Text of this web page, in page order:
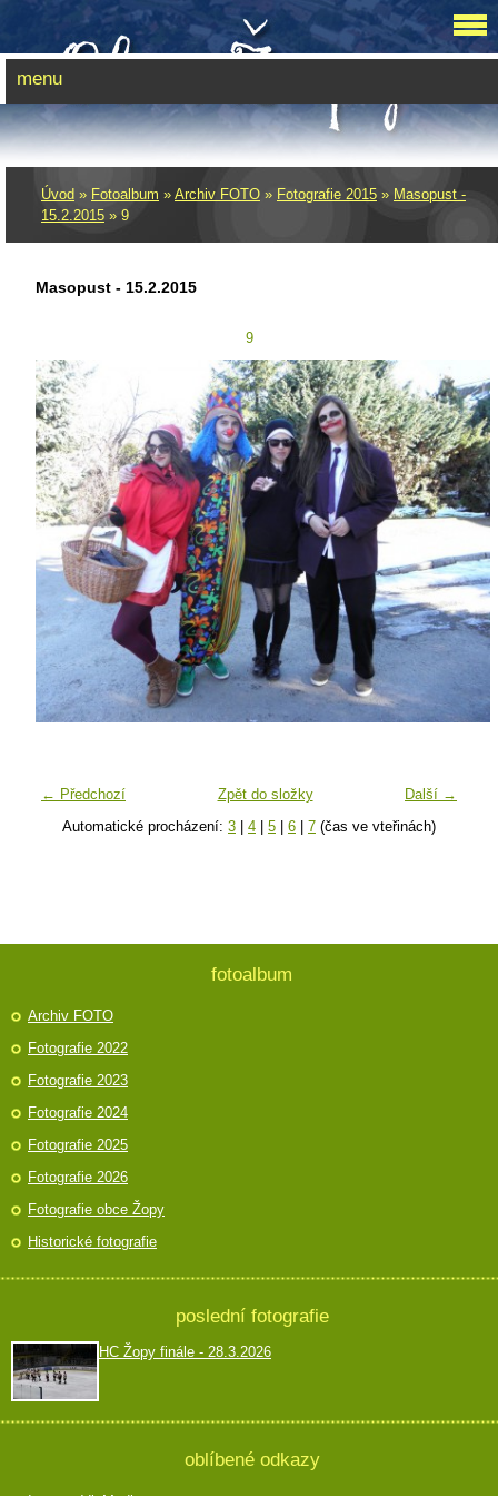
Úvod » Fotoalbum » Archiv FOTO » Fotografie 2015 » Masopust -
15.2.2015 » 9
Masopust - 15.2.2015
9
← Předchozí Další →
Zpět do složky
Automatické procházení: 3 | 4 | 5 | 6 | 7 (čas ve vteřinách)
menu
fotoalbum
Archiv FOTO
Fotografie 2022
Fotografie 2023
Fotografie 2024
Fotografie 2025
Fotografie 2026
Fotografie obce Žopy
Historické fotografie
poslední fotografie
HC Žopy finále - 28.3.2026
oblíbené odkazy